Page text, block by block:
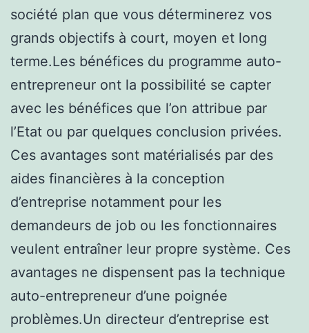
société plan que vous déterminerez vos
grands objectifs à court, moyen et long
terme.Les bénéfices du programme auto-
entrepreneur ont la possibilité se capter
avec les bénéfices que l’on attribue par
l’Etat ou par quelques conclusion privées.
Ces avantages sont matérialisés par des
aides financières à la conception
d’entreprise notamment pour les
demandeurs de job ou les fonctionnaires
veulent entraîner leur propre système. Ces
avantages ne dispensent pas la technique
auto-entrepreneur d’une poignée
problèmes.Un directeur d’entreprise est